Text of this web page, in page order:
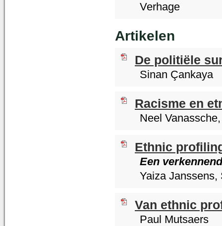
Verhage
Artikelen
De politiële
Sinan Çankaya
Racisme en
Neel
Ethnic
Een
Yaiza Janssens,
Van ethnic
Paul Mutsaers